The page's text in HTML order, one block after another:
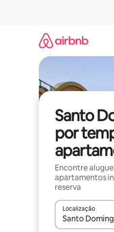
Santo
por
Encontre
apartamentos
reserva
Localização
Quando os